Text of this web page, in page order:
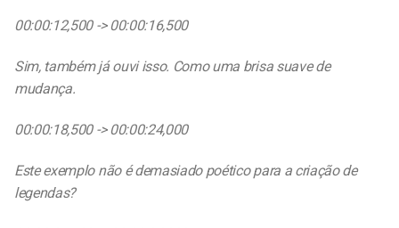
00:00:12,500 -> 00:00:16,500
Sim, também já ouvi isso. Como uma brisa suave de
mudança.
00:00:18,500 -> 00:00:24,000
Este exemplo não é demasiado poético para a criação de
legendas?